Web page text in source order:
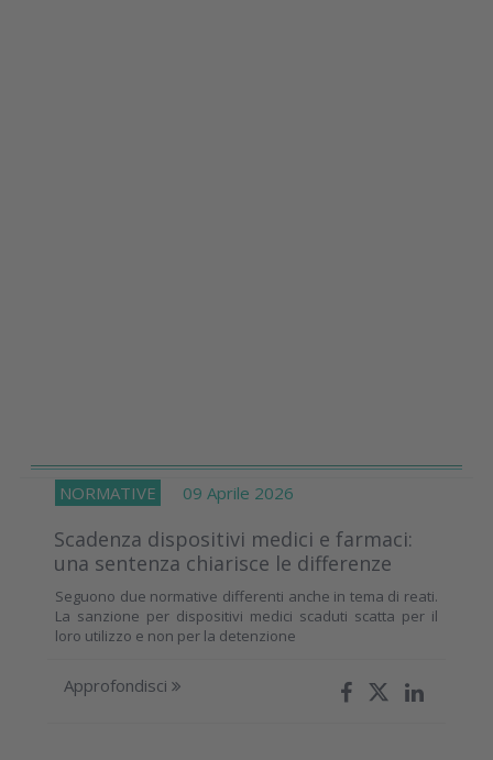
NORMATIVE 09 Aprile 2026
Scadenza dispositivi medici e farmaci:
una sentenza chiarisce le differenze
Seguono due normative differenti anche in tema di reati.
La sanzione per dispositivi medici scaduti scatta per il
loro utilizzo e non per la detenzione
Approfondisci